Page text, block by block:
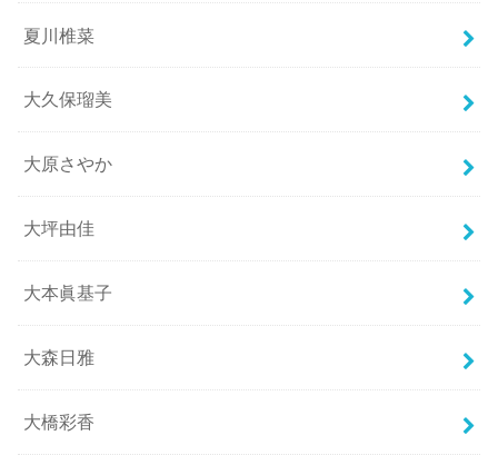
夏川椎菜
大久保瑠美
大原さやか
大坪由佳
大本眞基子
大森日雅
大橋彩香